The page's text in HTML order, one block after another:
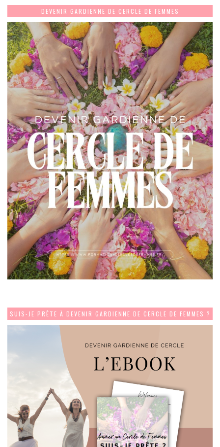
DEVENIR GARDIENNE DE CERCLE DE FEMMES
SUIS-JE PRÊTE À DEVENIR GARDIENNE DE CERCLE DE FEMMES ?